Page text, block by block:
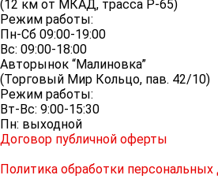
(12 км от МКАД, трасса P-65)
Режим работы:
Пн-Сб 09:00-19:00
Вс: 09:00-18:00
Авторынок “Малиновка”
(Торговый Мир Кольцо, пав. 42/10)
Режим работы:
Вт-Вс: 9:00-15:30
Пн: выходной
Договор публичной оферты
Политика обработки